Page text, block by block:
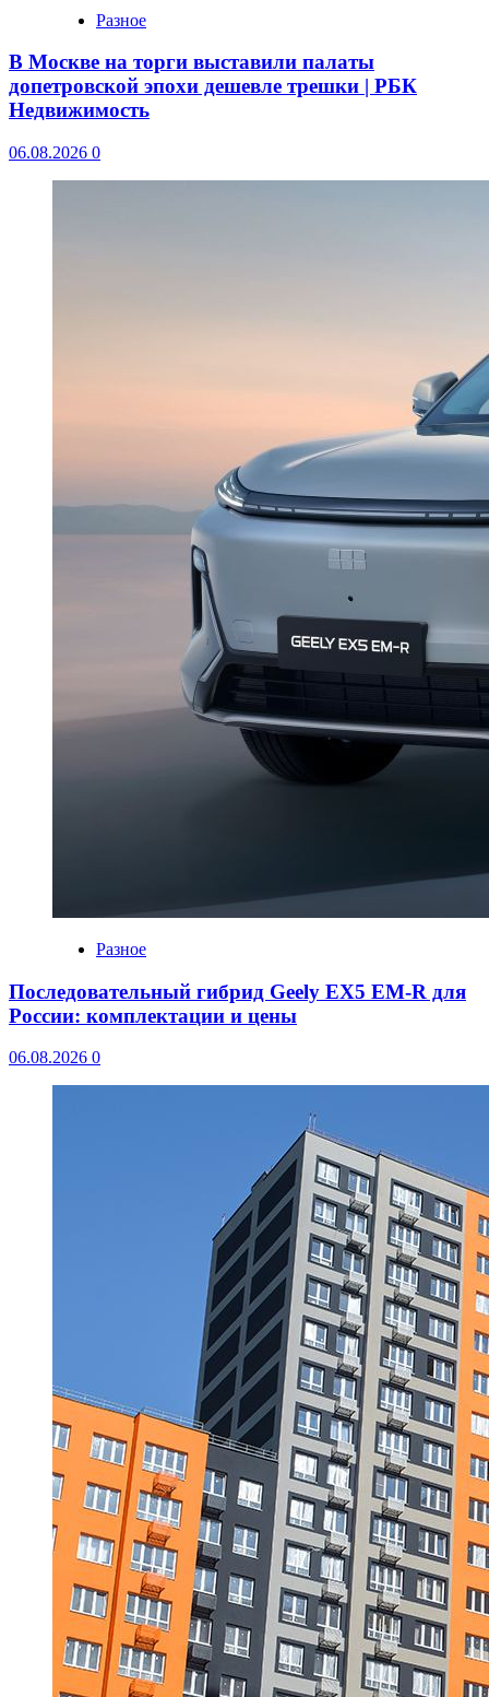
Разное
В Москве на торги выставили палаты
допетровской эпохи дешевле трешки | РБК
Недвижимость
06.08.2026 0
Разное
Последовательный гибрид Geely EX5 EM-R для
России: комплектации и цены
06.08.2026 0